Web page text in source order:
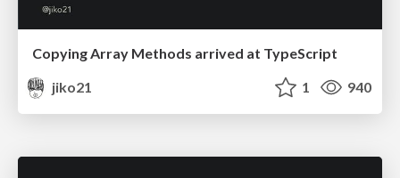
Copying Array Methods arrived at TypeScript
jiko21
1 940